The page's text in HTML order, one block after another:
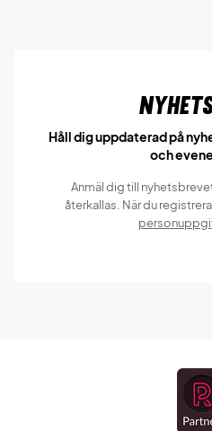
Håll dig uppdaterad på
och
Anmäl dig till
återkallas. När du